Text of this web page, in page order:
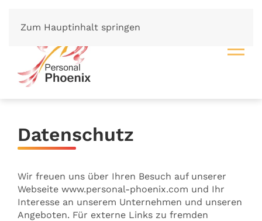
Zum Hauptinhalt springen
Datenschutz
Wir freuen uns über Ihren Besuch auf unserer
Webseite www.personal-phoenix.com und Ihr
Interesse an unserem Unternehmen und unseren
Angeboten. Für externe Links zu fremden